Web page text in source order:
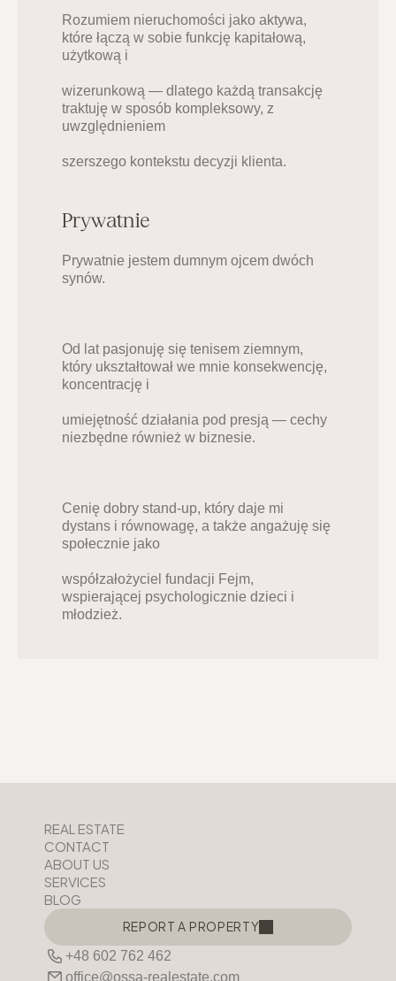
Rozumiem nieruchomości jako aktywa,
które łączą w sobie funkcję kapitałową,
użytkową i
wizerunkową — dlatego każdą transakcję
traktuję w sposób kompleksowy, z
uwzględnieniem
szerszego kontekstu decyzji klienta.
Prywatnie
Prywatnie jestem dumnym ojcem dwóch
synów.
Od lat pasjonuję się tenisem ziemnym,
który ukształtował we mnie konsekwencję,
koncentrację i
umiejętność działania pod presją — cechy
niezbędne również w biznesie.
Cenię dobry stand-up, który daje mi
dystans i równowagę, a także angażuję się
społecznie jako
współzałożyciel fundacji Fejm,
wspierającej psychologicznie dzieci i
młodzież.
REPORT A PROPERTY
REPORT A PROPERTY
office@ossa-realestate.com
+48 602 762 462
REAL ESTATE
CONTACT
ABOUT US
SERVICES
BLOG